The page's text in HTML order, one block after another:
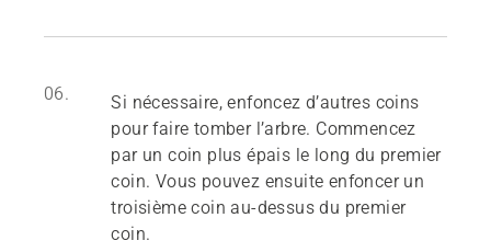
06.
Si nécessaire, enfoncez d’autres coins
pour faire tomber l’arbre. Commencez
par un coin plus épais le long du premier
coin. Vous pouvez ensuite enfoncer un
troisième coin au-dessus du premier
coin.